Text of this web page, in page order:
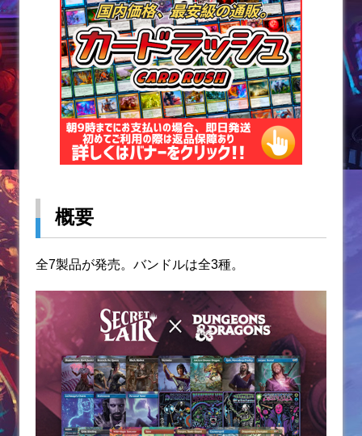
o
k
概要
全7製品が発売。バンドルは全3種。